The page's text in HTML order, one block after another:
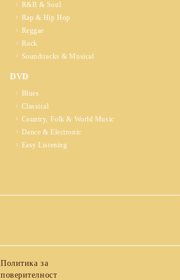
R&B & Soul
Rap & Hip Hop
Reggae
Rock
Soundtracks & Musical
DVD
Blues
Classical
Country, Folk & World Music
Dance & Electronic
Easy Listening
Политика за
поверителност